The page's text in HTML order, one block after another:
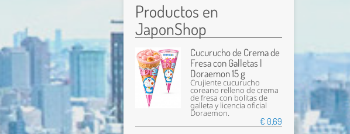
Productos en
JaponShop
Cucurucho de Crema de
Fresa con Galletas |
Doraemon 15 g
Crujiente cucurucho
coreano relleno de crema
de fresa con bolitas de
galleta y licencia oficial
Doraemon.
€ 0,69